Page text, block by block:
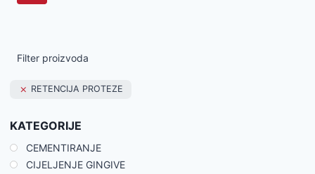
Filter proizvoda
RETENCIJA PROTEZE
KATEGORIJE
CEMENTIRANJE
CIJELJENJE GINGIVE